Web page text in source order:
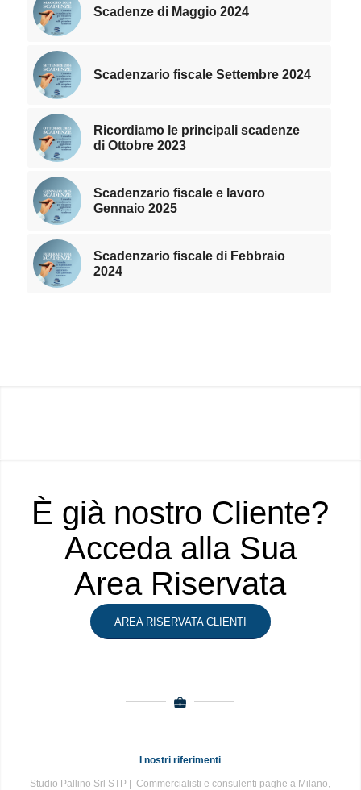
Scadenze di Maggio 2024
Scadenzario fiscale Settembre 2024
Ricordiamo le principali scadenze
di Ottobre 2023
Scadenzario fiscale e lavoro
Gennaio 2025
Scadenzario fiscale di Febbraio
2024
È già nostro Cliente?
Acceda alla Sua
Area Riservata
AREA RISERVATA CLIENTI
I nostri riferimenti
Studio Pallino Srl STP | Commercialisti e consulenti paghe a Milano,